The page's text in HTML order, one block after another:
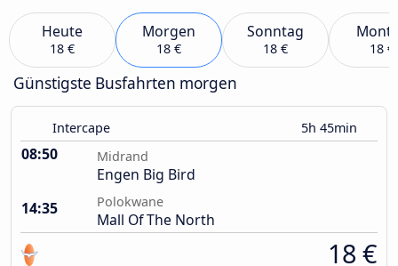
Heute
18 €
Morgen
18 €
Sonntag
18 € 18 €
Günstigste Busfahrten morgen
Intercape 5h 45min
08:50 Midrand
Engen Big Bird
14:35
Polokwane
Mall Of The North
18 €